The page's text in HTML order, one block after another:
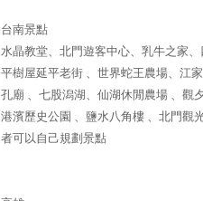
台南景點
水晶教堂、北門遊客中心、乳牛之家
平樹屋延平老街 、世界蛇王農場、江
孔廟 、七股潟湖、仙湖休閒農場 、觀
港濱歷史公園 、鹽水八角樓 、北門觀
者可以自己規劃景點